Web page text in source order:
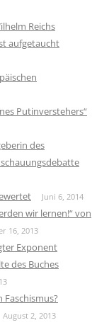
Reichs
aufgetaucht
Putinverstehers“
des
Juni 6, 2014
wir lernen!“ von
16, 2013
Exponent
des Buches
Faschismus?
August 2, 2013